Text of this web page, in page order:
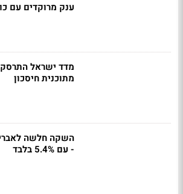
ענק מרוקדים עם
מתוכנית חיסכון
השקה חלשה
- עם 5.4% בלבד